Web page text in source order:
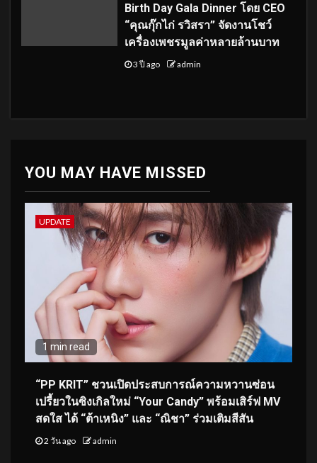
Birth Day Gala Dinner โดย CEO
“คุณกุ๊กไก่ รวิสรา” จัดงานโชว์
เครื่องเพชรมูลค่าหลายล้านบาท
3 ปี ago admin
YOU MAY HAVE MISSED
UPDATE
1 min read
“PP KRIT” ชวนเปิดประสบการณ์ความหวานซ่อน
เปรี้ยวในซิงเกิลใหม่ “Your Candy” พร้อมเสิร์ฟ MV
สดใส ได้ “ต้าเหนิง” และ “ณิชา” ร่วมเติมสีสัน
2 วัน ago admin